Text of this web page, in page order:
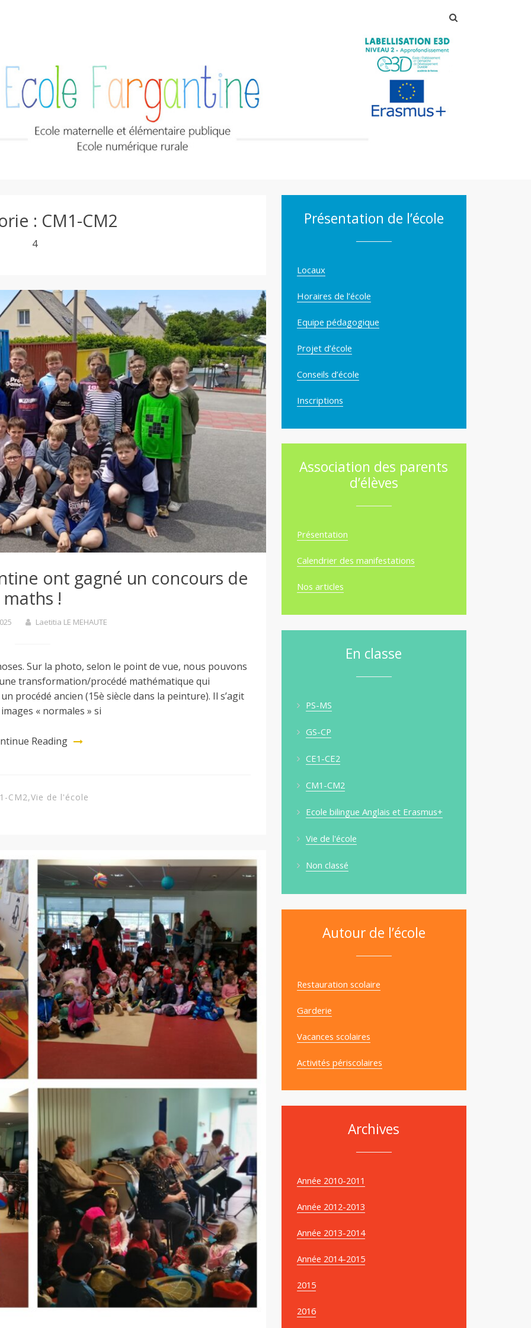
: CM1-CM2
4
ont gagné un concours de
maths !
Laetitia LE MEHAUTE
Sur la photo, selon le point de vue, nous pouvons
transformation/procédé mathématique qui
procédé ancien (15è siècle dans la peinture). Il s’agit
« normales » si
Reading
CM2,Vie de l'école
Présentation de l’école
Locaux
Horaires de l’école
Equipe pédagogique
Projet d’école
Conseils d’école
Inscriptions
Association des parents
d’élèves
Présentation
Calendrier des manifestations
Nos articles
En classe
PS-MS
GS-CP
CE1-CE2
CM1-CM2
Ecole bilingue Anglais et Erasmus+
Vie de l'école
Non classé
Autour de l’école
Restauration scolaire
Garderie
Vacances scolaires
Activités périscolaires
Archives
Année 2010-2011
Année 2012-2013
Année 2013-2014
Année 2014-2015
2015
2016